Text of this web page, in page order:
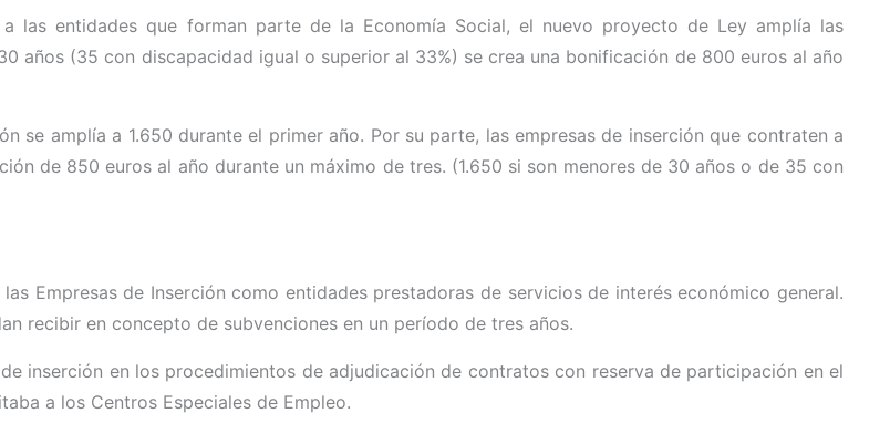
las entidades que forman parte de la Economía Social, el nuevo proyecto de Ley amplía las
años (35 con discapacidad igual o superior al 33%) se crea una bonificación de 800 euros al año
se amplía a 1.650 durante el primer año. Por su parte, las empresas de inserción que contraten a
de 850 euros al año durante un máximo de tres. (1.650 si son menores de 30 años o de 35 con
Empresas de Inserción como entidades prestadoras de servicios de interés económico general.
recibir en concepto de subvenciones en un período de tres años.
inserción en los procedimientos de adjudicación de contratos con reserva de participación en el
a los Centros Especiales de Empleo.